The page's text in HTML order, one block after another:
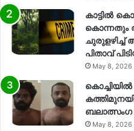
കാട്ടിൽ
കൊന്നതും
പിതാവ്
May 8, 2026
ബലാത്സംഗ​
May 8, 2026